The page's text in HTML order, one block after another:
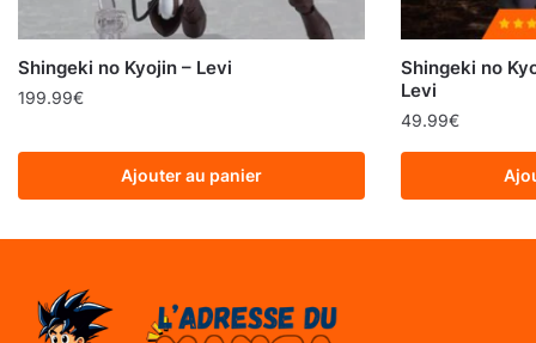
Shingeki no Kyojin – Levi
199.99€
Ajouter au panier
Shingeki no
Levi
49.99€